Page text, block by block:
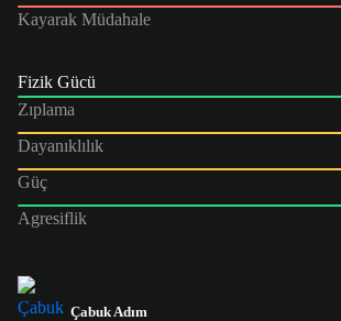
Kayarak Müdahale
Fizik Gücü
Zıplama
Dayanıklılık
Güç
Agresiflik
Çabuk Adım